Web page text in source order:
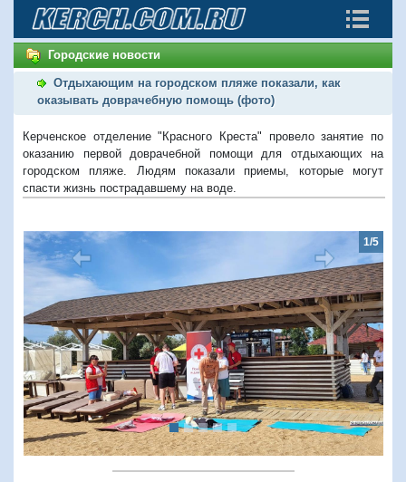
Городские новости
Отдыхающим на городском пляже показали, как
оказывать доврачебную помощь (фото)
Керченское отделение "Красного Креста" провело занятие по
оказанию первой доврачебной помощи для отдыхающих на
городском пляже. Людям показали приемы, которые могут
спасти жизнь пострадавшему на воде.
1/5
Предыдущий